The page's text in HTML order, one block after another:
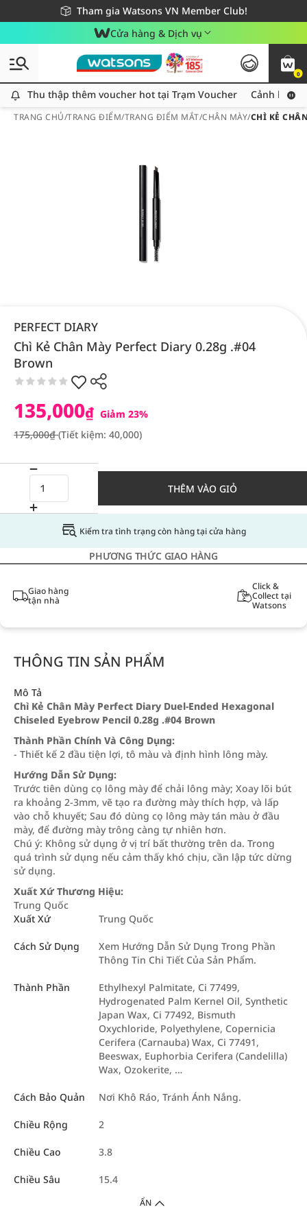
Tham gia Watsons VN Member Club!
Miễn phí giao hàng cho đơn hàng từ 249,000Đ
Giao hàng nhanh 24h - Áp dụng khu vực TP. Hồ Chí Minh
Cửa hàng & Dịch vụ
0
Thu thập thêm voucher hot tại Trạm Voucher
Thu thập thêm voucher hot tại Trạm Voucher Cảnh báo
TRANG CHỦ/TRANG ĐIỂM/TRANG ĐIỂM MẮT/CHÂN MÀY/CHÌ KẺ
PERFECT DIARY
Chì Kẻ Chân Mày Perfect Diary 0.28g .#04
Brown
135,000₫ Giảm 23%
175,000₫(Tiết kiệm: 40,000)
THÊM VÀO GIỎ
Kiểm tra tình trạng còn hàng tại cửa hàng
PHƯƠNG THỨC GIAO HÀNG
Giao hàng
tận nhà
Click &
Collect tại
Watsons
THÔNG TIN SẢN PHẨM
Mô Tả
Chì Kẻ Chân Mày Perfect Diary Duel-Ended Hexagonal
Chiseled Eyebrow Pencil 0.28g .#04 Brown
Thành Phần Chính Và Công Dụng:
- Thiết kế 2 đầu tiện lợi, tô màu và định hình lông mày.
Hướng Dẫn Sử Dụng:
Trước tiên dùng cọ lông mày để chải lông mày; Xoay lõi bút
ra khoảng 2-3mm, vẽ tạo ra đường mày thích hợp, và lấp
vào chỗ khuyết; Sau đó dùng cọ lông mày tán màu ở đầu
mày, để đường mày trông càng tự nhiên hơn.
Chú ý: Không sử dụng ở vị trí bất thường trên da. Trong
quá trình sử dụng nếu cảm thấy khó chịu, cần lập tức dừng
sử dụng.
Xuất Xứ Thương Hiệu:
Trung Quốc
Xuất Xứ
Trung Quốc
Cách Sử Dụng
Xem Hướng Dẫn Sử Dụng Trong Phần
Thông Tin Chi Tiết Của Sản Phẩm.
Thành Phần
Ethylhexyl Palmitate, Ci 77499,
Hydrogenated Palm Kernel Oil, Synthetic
Japan Wax, Ci 77492, Bismuth
Oxychloride, Polyethylene, Copernicia
Cerifera (Carnauba) Wax, Ci 77491,
Beeswax, Euphorbia Cerifera (Candelilla)
Wax, Ozokerite, …
Cách Bảo Quản Nơi Khô Ráo, Tránh Ánh Nắng.
Chiều Rộng 2
Chiều Cao 3.8
Chiều Sâu 15.4
ẨN